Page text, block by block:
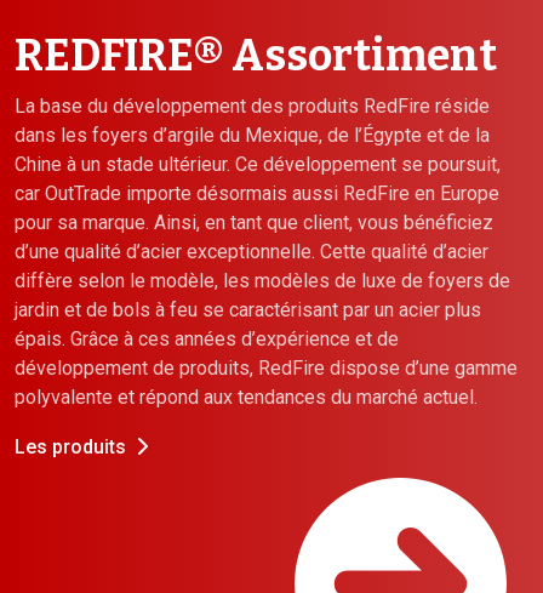
REDFIRE® Assortiment
La base du développement des produits RedFire réside
dans les foyers d’argile du Mexique, de l’Égypte et de la
Chine à un stade ultérieur. Ce développement se poursuit,
car OutTrade importe désormais aussi RedFire en Europe
pour sa marque. Ainsi, en tant que client, vous bénéficiez
d’une qualité d’acier exceptionnelle. Cette qualité d’acier
diffère selon le modèle, les modèles de luxe de foyers de
jardin et de bols à feu se caractérisant par un acier plus
épais. Grâce à ces années d’expérience et de
développement de produits, RedFire dispose d’une gamme
polyvalente et répond aux tendances du marché actuel.
Les produits